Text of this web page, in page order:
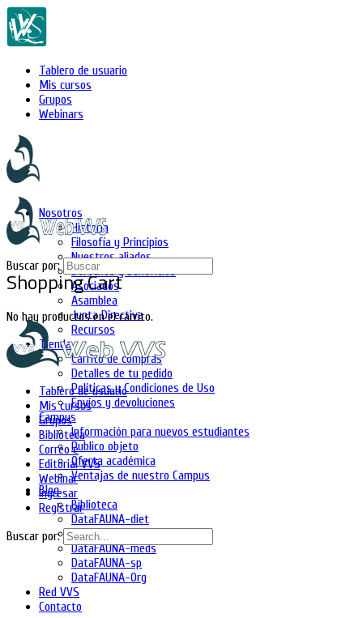
Tablero de usuario
Mis cursos
Grupos
Webinars
Nosotros
Historia
Filosofía y Principios
Nuestros aliados
Derechos y beneficios
Asociados
Asamblea
Junta Directiva
Recursos
Tienda
Carrito de compras
Detalles de tu pedido
Políticas y Condiciones de Uso
Envíos y devoluciones
Campus
Información para nuevos estudiantes
Publico objeto
Oferta académica
Ventajas de nuestro Campus
Blog
Biblioteca
DataFAUNA-diet
DataFAUNA-inia
DataFAUNA-meds
DataFAUNA-sp
DataFAUNA-Org
Red VVS
Contacto
Shopping Cart
No hay productos en el carrito.
Buscar por:
Tablero de usuario
Mis cursos
Grupos
Biblioteca
Correo e
Editorial VVS
Webinar
Ingresar
Registrar
Buscar por: